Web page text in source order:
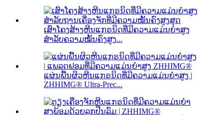
ເສົາໂຄງສ້າງຫີນແກຣນິດທີ່ມີຄວາມແມ່ນຍໍາສູງ
ສໍາລັບຄວາມໝັ້ນຄົງສູງ...
ແຜ່ນພື້ນຜິວຫີນແກຣນິດທີ່ມີຄວາມແມ່ນຍໍາສູງ |
ZHHIMG® Ultra-Prec...